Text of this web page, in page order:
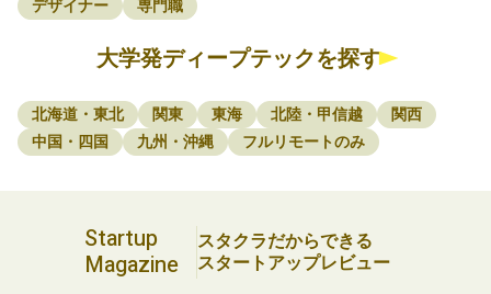
デザイナー
専門職
大学発ディープテックを探す
北海道・東北 関東 東海 北陸・甲信越
関西
中国・四国
九州・沖縄 フルリモートのみ
Startup
Magazine
スタクラだからできる
スタートアップレビュー